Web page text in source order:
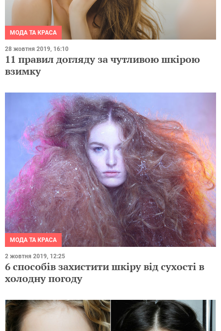
МОДА ТА КРАСА
28 жовтня 2019, 16:10
11 правил догляду за чутливою шкірою
взимку
МОДА ТА КРАСА
2 жовтня 2019, 12:25
6 способів захистити шкіру від сухості в
холодну погоду